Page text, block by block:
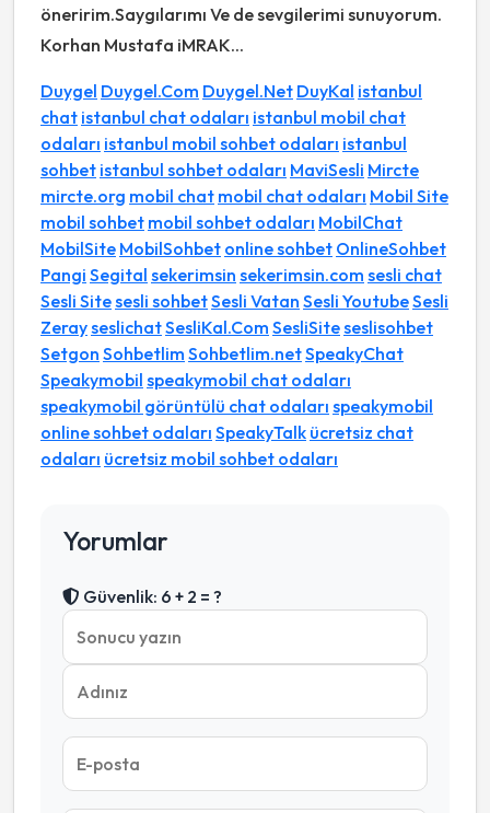
öneririm.Saygılarımı Ve de sevgilerimi sunuyorum.
Korhan Mustafa iMRAK...
Duygel Duygel.Com Duygel.Net DuyKal istanbul
chat istanbul chat odaları istanbul mobil chat
odaları istanbul mobil sohbet odaları istanbul
sohbet istanbul sohbet odaları MaviSesli Mircte
mircte.org mobil chat mobil chat odaları Mobil Site
mobil sohbet mobil sohbet odaları MobilChat
MobilSite MobilSohbet online sohbet OnlineSohbet
Pangi Segital sekerimsin sekerimsin.com sesli chat
Sesli Sitesesli sohbetSesli Vatan Sesli YoutubeSesli
ZerayseslichatSesliKal.Com SesliSiteseslisohbet
Setgon Sohbetlim Sohbetlim.netSpeakyChat
Speakymobil speakymobil chat odaları
speakymobil görüntülü chat odaları speakymobil
online sohbet odaları SpeakyTalk ücretsiz chat
odaları ücretsiz mobil sohbet odaları
Yorumlar
Güvenlik: 6 + 2 = ?